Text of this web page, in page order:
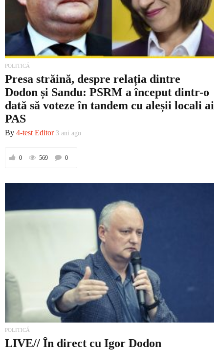
POLITICĂ
Presa străină, despre relația dintre
Dodon și Sandu: PSRM a început dintr-o
dată să voteze în tandem cu aleșii locali ai
PAS
By 4-test Editor 3 ani ago
0 569 0
POLITICĂ
LIVE// În direct cu Igor Dodon